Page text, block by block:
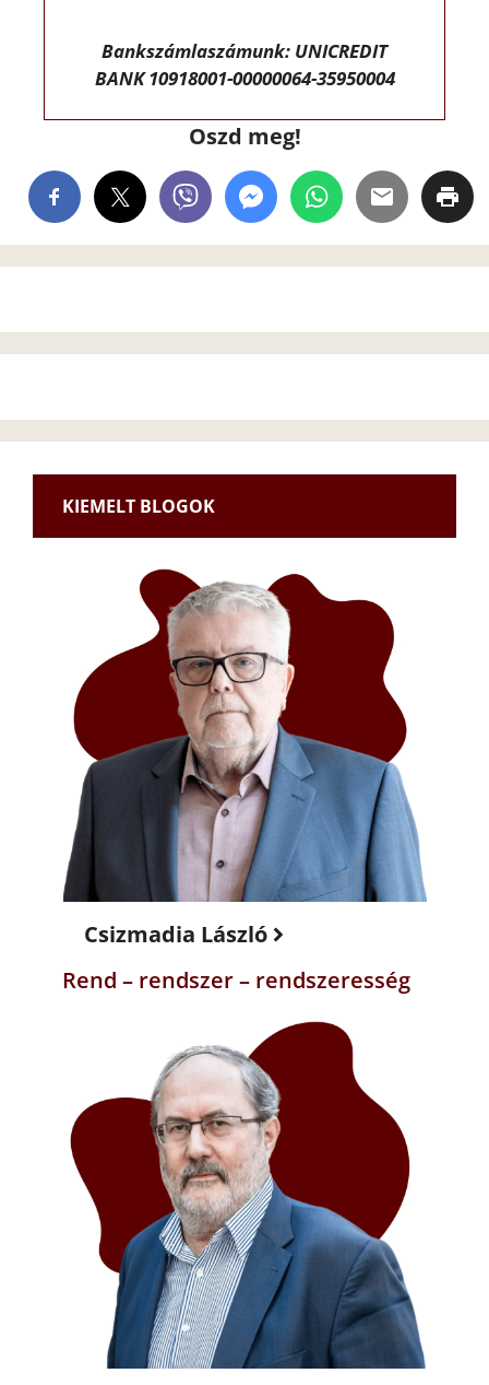
Bankszámlaszámunk: UNICREDIT
BANK 10918001-00000064-35950004
Oszd meg!
KIEMELT BLOGOK
Csizmadia László
Rend – rendszer – rendszeresség